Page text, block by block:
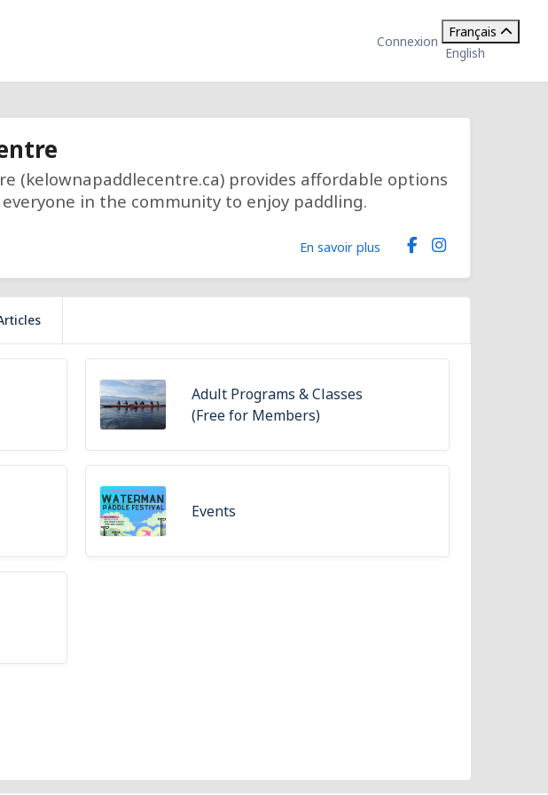
Connexion
Français
English
(kelownapaddlecentre.ca) provides affordable options
in the community to enjoy paddling.
En savoir plus
Adult Programs & Classes
(Free for Members)
Events